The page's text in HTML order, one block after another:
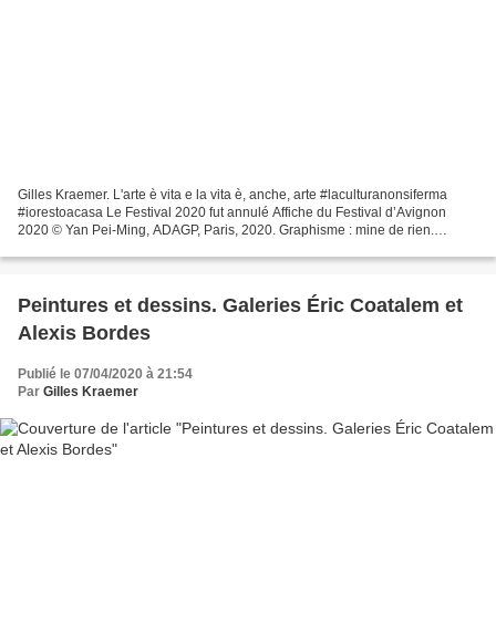
Gilles Kraemer. L'arte è vita e la vita è, anche, arte #laculturanonsiferma
#iorestoacasa Le Festival 2020 fut annulé Affiche du Festival d’Avignon
2020 © Yan Pei-Ming, ADAGP, Paris, 2020. Graphisme : mine de rien.
Peintures et dessins. Galeries Éric Coatalem et
Alexis Bordes
Publié le 07/04/2020 à 21:54
Par Gilles Kraemer